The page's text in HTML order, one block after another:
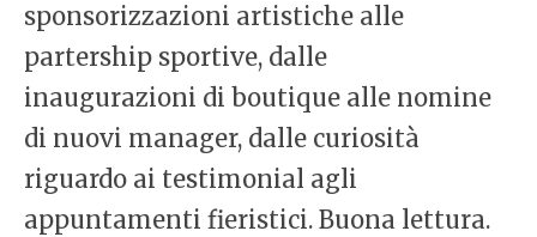
sponsorizzazioni artistiche alle
partership sportive, dalle
inaugurazioni di boutique alle nomine
di nuovi manager, dalle curiosità
riguardo ai testimonial agli
appuntamenti fieristici. Buona lettura.